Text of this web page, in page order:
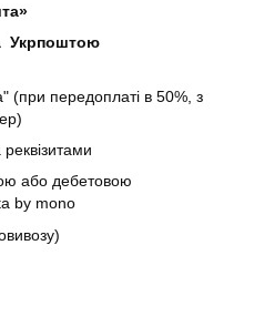
Укрпоштою
(при передоплаті в 50%, з
реквізитами
або дебетовою
by mono